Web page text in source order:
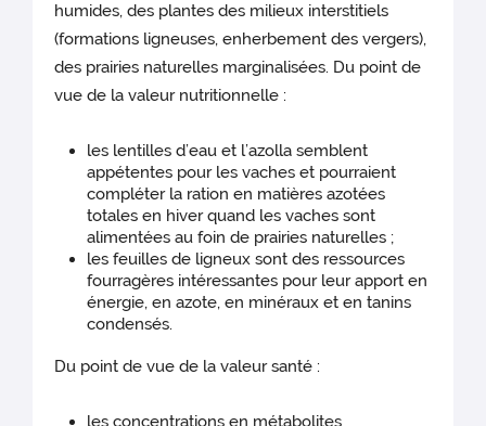
humides, des plantes des milieux interstitiels
(formations ligneuses, enherbement des vergers),
des prairies naturelles marginalisées. Du point de
vue de la valeur nutritionnelle :
les lentilles d’eau et l’azolla semblent
appétentes pour les vaches et pourraient
compléter la ration en matières azotées
totales en hiver quand les vaches sont
alimentées au foin de prairies naturelles ;
les feuilles de ligneux sont des ressources
fourragères intéressantes pour leur apport en
énergie, en azote, en minéraux et en tanins
condensés.
Du point de vue de la valeur santé :
les concentrations en métabolites